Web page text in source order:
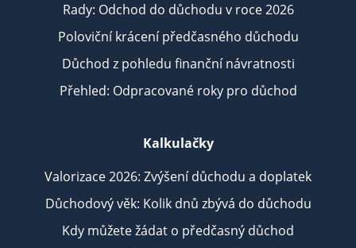
Rady: Odchod do důchodu v roce 2026
Poloviční krácení předčasného důchodu
Důchod z pohledu finanční návratnosti
Přehled: Odpracované roky pro důchod
Kalkulačky
Valorizace 2026: Zvýšení důchodu a doplatek
Důchodový věk: Kolik dnů zbývá do důchodu
Kdy můžete žádat o předčasný důchod